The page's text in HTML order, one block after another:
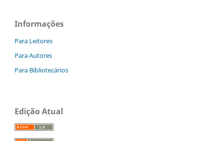
Informações
Para Leitores
Para Autores
Para Bibliotecários
Edição Atual